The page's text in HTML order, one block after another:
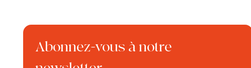
Abonnez-vous à notre